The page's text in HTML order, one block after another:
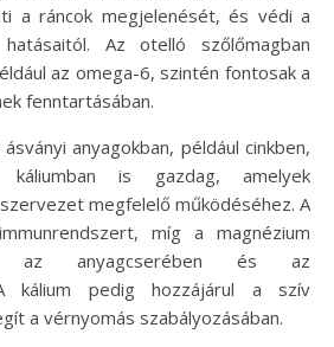
a ráncok megjelenését, és védi a
Az otelló szőlőmagban
az omega-6, szintén fontosak a
fenntartásában.
anyagokban, például cinkben,
káliumban is gazdag, amelyek
megfelelő működéséhez. A
míg a magnézium
az anyagcserében és az
kálium pedig hozzájárul a szív
a vérnyomás szabályozásában.